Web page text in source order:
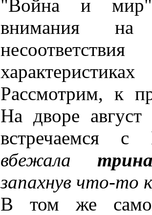
"Война и
внимания на
Рассмотрим, к
На дворе
встречаемся
вбежала
запахнув что-то
В том же